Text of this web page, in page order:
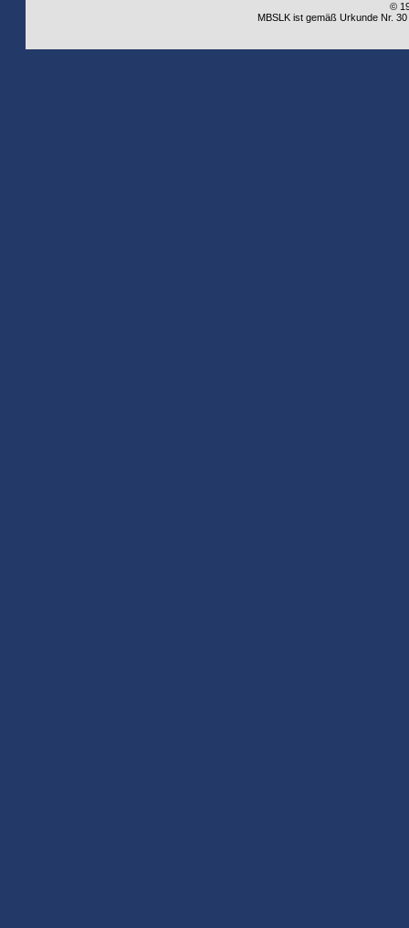
©
MBSLK ist gemäß Urkunde Nr.